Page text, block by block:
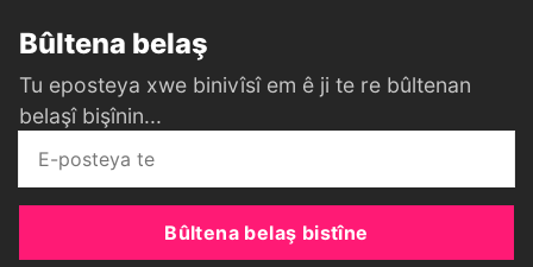
Bûltena belaş
Tu eposteya xwe binivîsî em ê ji te re bûltenan
belaşî bişînin...
Bûltena belaş bistîne